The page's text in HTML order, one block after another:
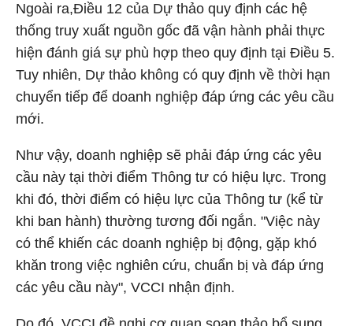
Ngoài ra,Điều 12 của Dự thảo quy định các hệ
thống truy xuất nguồn gốc đã vận hành phải thực
hiện đánh giá sự phù hợp theo quy định tại Điều 5.
Tuy nhiên, Dự thảo không có quy định về thời hạn
chuyển tiếp để doanh nghiệp đáp ứng các yêu cầu
mới.
Như vậy, doanh nghiệp sẽ phải đáp ứng các yêu
cầu này tại thời điểm Thông tư có hiệu lực. Trong
khi đó, thời điểm có hiệu lực của Thông tư (kể từ
khi ban hành) thường tương đối ngắn. "Việc này
có thể khiến các doanh nghiệp bị động, gặp khó
khăn trong việc nghiên cứu, chuẩn bị và đáp ứng
các yêu cầu này", VCCI nhận định.